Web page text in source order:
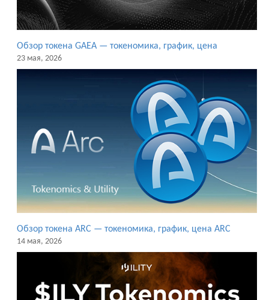
Обзор токена GAEA — токеномика, график, цена
23 мая, 2026
Обзор токена ARC — токеномика, график, цена ARC
14 мая, 2026